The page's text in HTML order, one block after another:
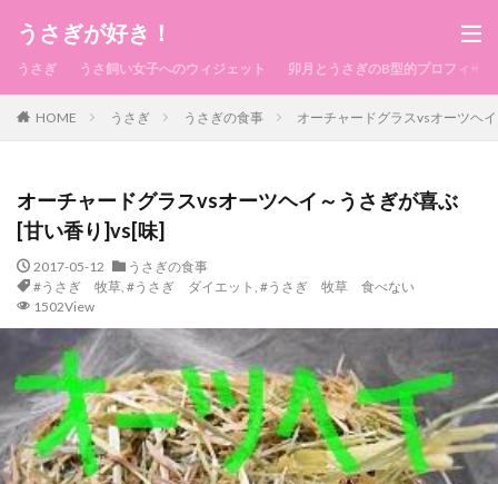
うさぎが好き！
うさぎ うさ飼い女子へのウィジェット 卯月とうさぎのB型的プロフィール
HOME うさぎ うさぎの食事 オーチャードグラスvsオーツヘ
オーチャードグラスvsオーツヘイ～うさぎが喜ぶ
[甘い香り]vs[味]
2017-05-12
うさぎの食事
#うさぎ 牧草, #うさぎ ダイエット , #うさぎ 牧草 食べない
1502View